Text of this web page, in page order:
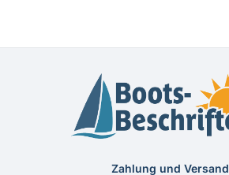
Zahlung und Versand